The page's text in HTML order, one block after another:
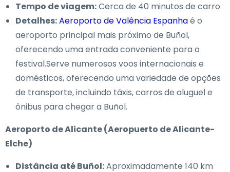
Tempo de viagem:Cerca de 40 minutos de carro
Detalhes:Aeroporto de Valência Espanhaé o
aeroporto principal mais próximo de Buñol,
oferecendo uma entrada conveniente para o
festival.Serve numerosos voos internacionais e
domésticos, oferecendo uma variedade de opções
de transporte, incluindo táxis, carros de aluguel e
ônibus para chegar a Buñol.
Aeroporto de Alicante (Aeropuerto de Alicante-
Elche)
Distância até Buñol:Aproximadamente 140 km